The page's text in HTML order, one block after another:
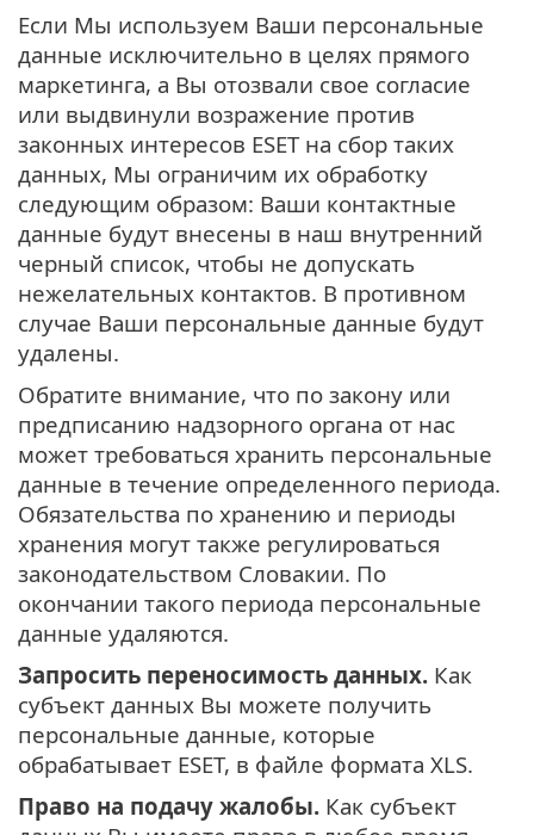
Если Мы используем Ваши персональные
данные исключительно в целях прямого
маркетинга, а Вы отозвали свое согласие
или выдвинули возражение против
законных интересов ESET на сбор таких
данных, Мы ограничим их обработку
следующим образом: Ваши контактные
данные будут внесены в наш внутренний
черный список, чтобы не допускать
нежелательных контактов. В противном
случае Ваши персональные данные будут
удалены.
Обратите внимание, что по закону или
предписанию надзорного органа от нас
может требоваться хранить персональные
данные в течение определенного периода.
Обязательства по хранению и периоды
хранения могут также регулироваться
законодательством Словакии. По
окончании такого периода персональные
данные удаляются.
Запросить переносимость данных. Как
субъект данных Вы можете получить
персональные данные, которые
обрабатывает ESET, в файле формата XLS.
Право на подачу жалобы. Как субъект